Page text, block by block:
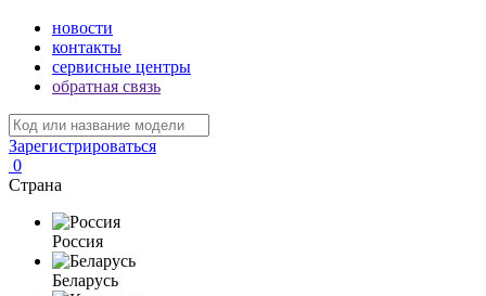
новости
контакты
сервисные центры
обратная связь
Зарегистрироваться
0
Страна
Россия
Беларусь